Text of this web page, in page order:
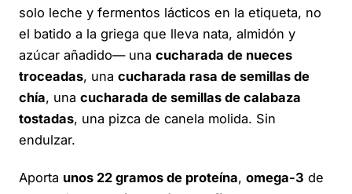
solo leche y fermentos lácticos en la etiqueta, no
el batido a la griega que lleva nata, almidón y
azúcar añadido— una cucharada de nueces
troceadas, una cucharada rasa de semillas de
chía, una cucharada de semillas de calabaza
tostadas, una pizca de canela molida. Sin
endulzar.
Aporta unos 22 gramos de proteína, omega-3 de